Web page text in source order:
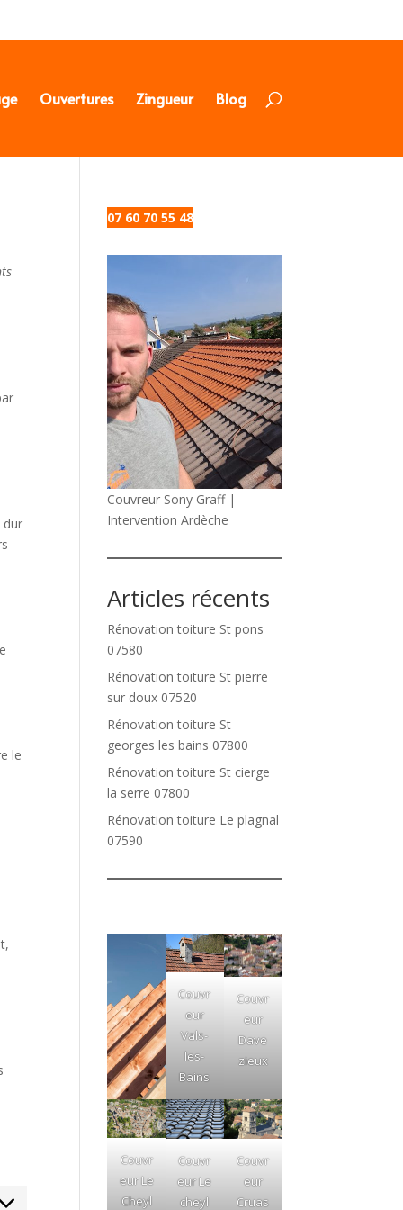
Ouvertures Zingueur Blog
dur
le
07 60 70 55 48
Couvreur Sony Graff |
Intervention Ardèche
Articles récents
Rénovation toiture St pons
07580
Rénovation toiture St pierre
sur doux 07520
Rénovation toiture St
georges les bains 07800
Rénovation toiture St cierge
la serre 07800
Rénovation toiture Le plagnal
07590
Couvr
eur
Vals-
les-
Bains
Couvr
eur
Dave
zieux
Couvr
eur Le
Cheyl
Couvr
eur Le
cheyl
Couvr
eur
Cruas